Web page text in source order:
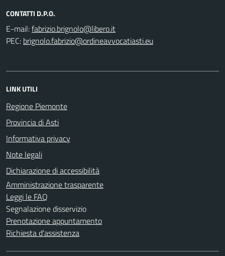
CONTATTI D.P.O.
E-mail:
PEC:
LINK UTILI
Regione Piemonte
Provincia di Asti
Informativa privacy
Note legali
Dichiarazione di accessibilità
Amministrazione trasparente
Leggi le FAQ
Segnalazione disservizio
Prenotazione appuntamento
Richiesta d'assistenza